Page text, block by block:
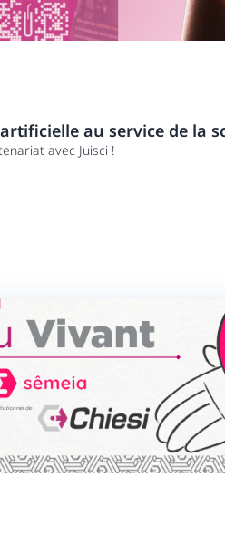
au service de la
avec Juisci !